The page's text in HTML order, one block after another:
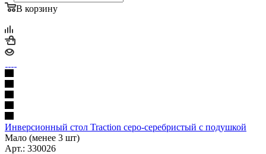
В корзину
Инверсионный стол Traction серо-серебристый с подушкой
Мало (менее 3 шт)
Арт.: 330026